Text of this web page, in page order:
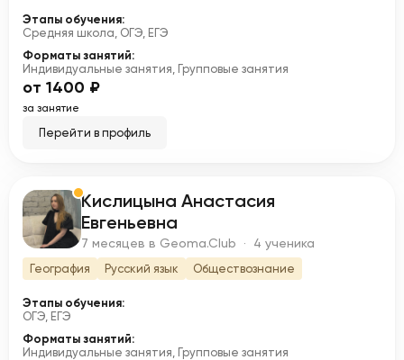
Этапы обучения:
Средняя школа, ОГЭ, ЕГЭ
Форматы занятий:
Индивидуальные занятия, Групповые занятия
от 1400 ₽
за занятие
Перейти в профиль
К
Кислицына Анастасия
Евгеньевна
7 месяцев в Geoma.Club · 4 ученика
География Русский язык Обществознание
Этапы обучения:
ОГЭ, ЕГЭ
Форматы занятий:
Индивидуальные занятия, Групповые занятия